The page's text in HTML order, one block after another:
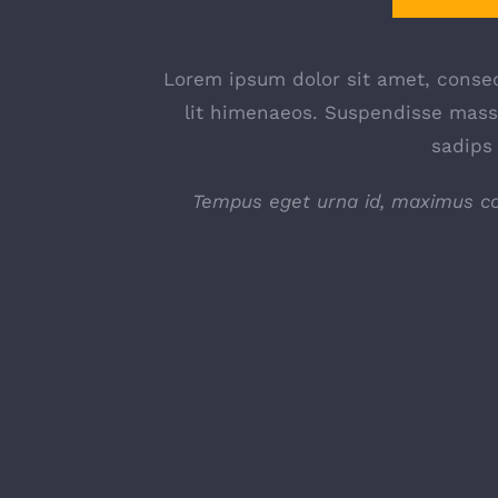
Lorem ipsum dolor sit amet,
lit himenaeos. Suspendisse
Tempus eget urna id, maximus